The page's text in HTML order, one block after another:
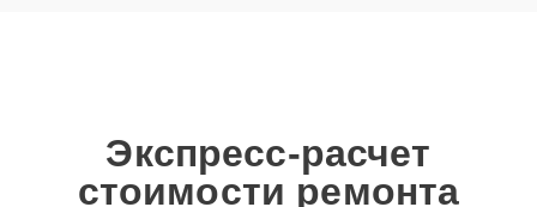
Экспресс-расчет
стоимости ремонта